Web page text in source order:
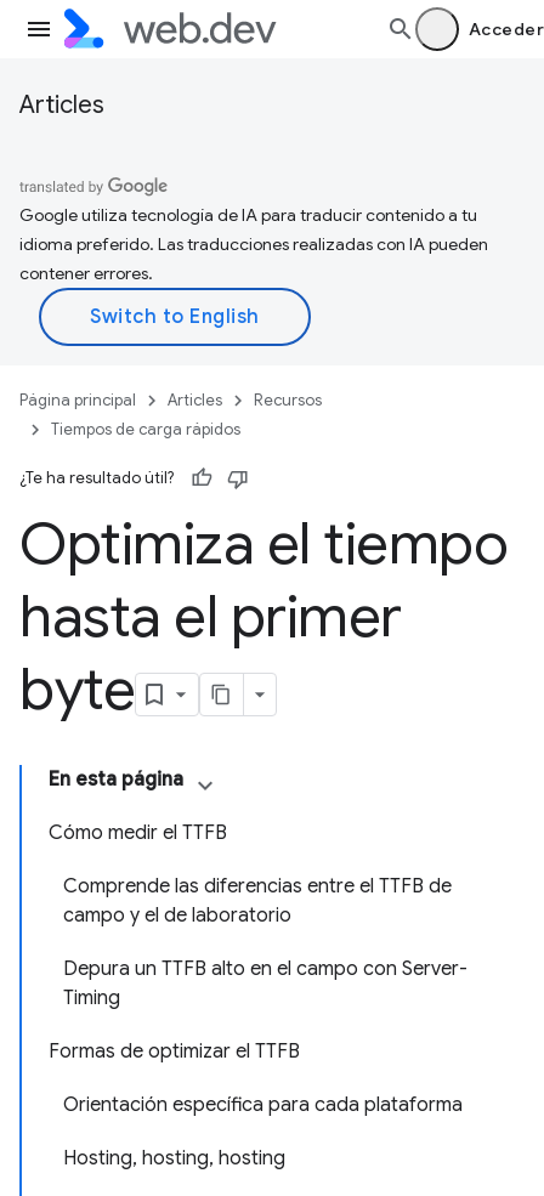
Acceder
Articles
Google utiliza tecnología de IA para traducir contenido a tu
idioma preferido. Las traducciones realizadas con IA pueden
contener errores.
Página principal Articles
Recursos
Tiempos de carga rápidos
¿Te ha resultado útil?
Optimiza el tiempo
hasta el primer
byte
En esta página
Cómo medir el TTFB
Comprende las diferencias entre el TTFB de
campo y el de laboratorio
Depura un TTFB alto en el campo con Server-
Timing
Formas de optimizar el TTFB
Orientación específica para cada plataforma
Hosting, hosting, hosting